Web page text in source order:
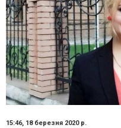
15:46, 18 березня 2020 р.